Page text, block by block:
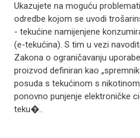
Ukazujete na moguću
odredbe kojom se uvodi
- tekućine namijenjene
(e-tekućina). S tim u vezi
Zakona o ograničavanju
proizvod definiran kao
posuda s tekućinom s
ponovno punjenje elektroničke
teku�..